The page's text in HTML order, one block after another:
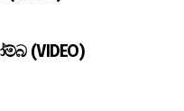
(VIDEO)